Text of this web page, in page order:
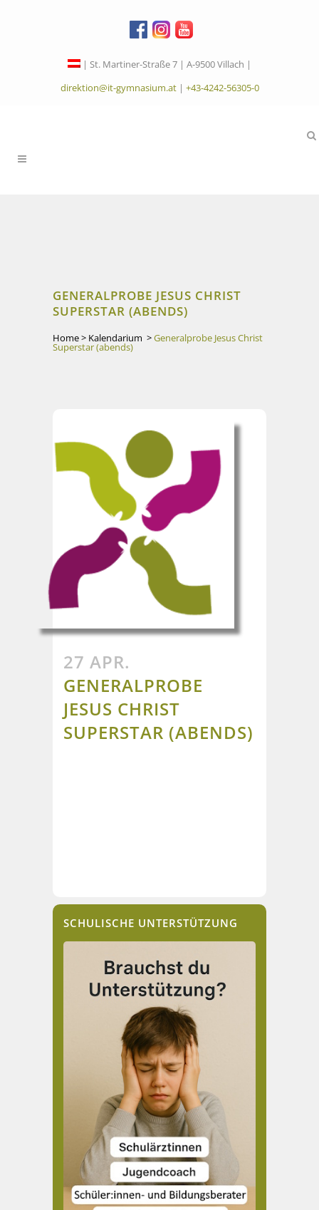
| St. Martiner-Straße 7 | A-9500 Villach |
direktion@it-gymnasium.at| +43-4242-56305-0
GENERALPROBE JESUS CHRIST
SUPERSTAR (ABENDS)
Home> Kalendarium >Generalprobe Jesus Christ
Superstar (abends)
27 APR.
GENERALPROBE
JESUS CHRIST
SUPERSTAR (ABENDS)
SCHULISCHE UNTERSTÜTZUNG